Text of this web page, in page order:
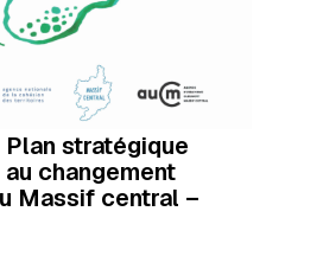
stratégique
au changement
Massif central –